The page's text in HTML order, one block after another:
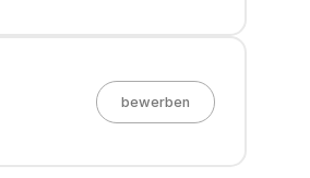
bewerben